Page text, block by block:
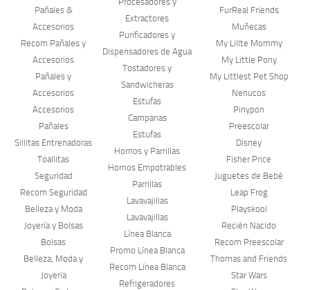
Pañales &
Accesorios
Recom Pañales y
Accesorios
Pañales y
Accesorios
Accesorios
Pañales
Sillitas Entrenadoras
Toallitas
Seguridad
Recom Seguridad
Belleza y Moda
Joyería y Bolsas
Bolsas
Belleza, Moda y
Joyería
Extractores
Purificadores y
Dispensadores de Agua
Tostadores y
Sandwicheras
Estufas
Campanas
Estufas
Hornos y Parrillas
Hornos Empotrables
Parrillas
Lavavajillas
Lavavajillas
Línea Blanca
Promo Línea Blanca
Recom Línea Blanca
Refrigeradores
FurReal Friends
Muñecas
My Lillte Mommy
My Little Pony
My Littlest Pet Shop
Nenucos
Pinypon
Preescolar
Disney
Fisher Price
Juguetes de Bebé
Leap Frog
Playskool
Recién Nacido
Recom Preescolar
Thomas and Friends
Star Wars